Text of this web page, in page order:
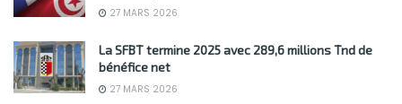
27 MARS 2026
La SFBT termine 2025 avec 289,6 millions Tnd de
bénéfice net
27 MARS 2026